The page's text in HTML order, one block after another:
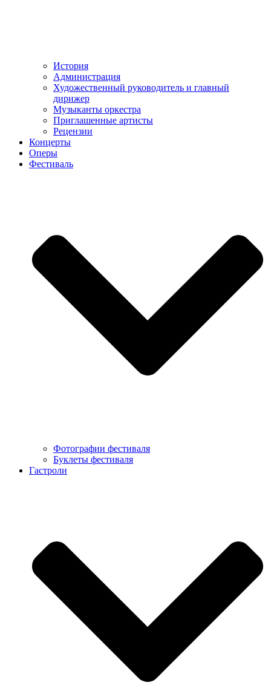
История
Администрация
Художественный руководитель и главный
дирижер
Музыканты оркестра
Приглашенные артисты
Рецензии
Концерты
Оперы
Фестиваль
Фотографии фестиваля
Буклеты фестиваля
Гастроли